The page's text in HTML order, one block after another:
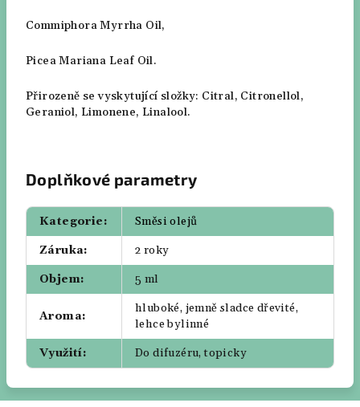
Commiphora Myrrha Oil,
Picea Mariana Leaf Oil.
Přirozeně se vyskytující složky: Citral, Citronellol,
Geraniol, Limonene, Linalool.
Doplňkové parametry
Kategorie:
Směsi olejů
Záruka:
2 roky
Objem: 5 ml
Aroma:
hluboké, jemně sladce dřevité,
lehce bylinné
Využití: Do difuzéru, topicky